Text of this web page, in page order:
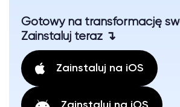
Gotowy na transformację
Zainstaluj teraz ↴
Zainstaluj na iOS